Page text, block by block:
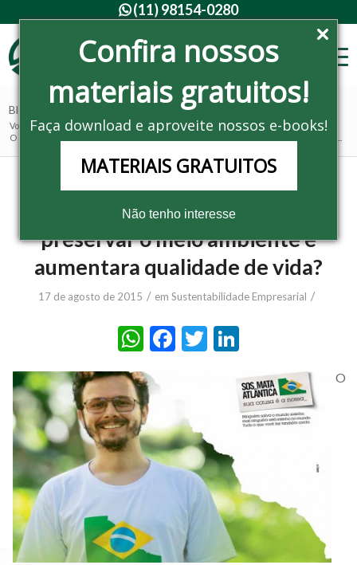
Confira nossos
materiais gratuitos!
Faça download e aproveite nossos e-books!
MATERIAIS GRATUITOS
Não tenho interesse
(11) 98154-0280
Blog - Últimas notícias
Você está aqui: Home / Noticias / Sustentabilidade Empresarial /
O que você faz para ajudar a preservar o meio ambiente e aumentara qualidade ...
O que você faz para ajudar a
preservar o meio ambiente e
aumentara qualidade de vida?
17 de agosto de 2015 / em Sustentabilidade Empresarial /
WhatsApp
Facebook
Twitter
O